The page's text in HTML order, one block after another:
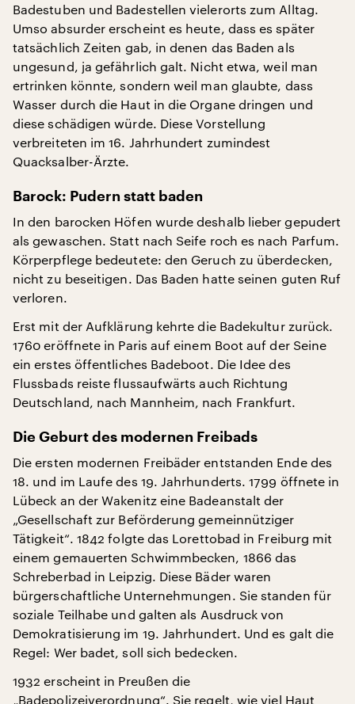
Badestuben und Badestellen vielerorts zum Alltag.
Umso absurder erscheint es heute, dass es später
tatsächlich Zeiten gab, in denen das Baden als
ungesund, ja gefährlich galt. Nicht etwa, weil man
ertrinken könnte, sondern weil man glaubte, dass
Wasser durch die Haut in die Organe dringen und
diese schädigen würde. Diese Vorstellung
verbreiteten im 16. Jahrhundert zumindest
Quacksalber-Ärzte.
Barock: Pudern statt baden
In den barocken Höfen wurde deshalb lieber gepudert
als gewaschen. Statt nach Seife roch es nach Parfum.
Körperpflege bedeutete: den Geruch zu überdecken,
nicht zu beseitigen. Das Baden hatte seinen guten Ruf
verloren.
Erst mit der Aufklärung kehrte die Badekultur zurück.
1760 eröffnete in Paris auf einem Boot auf der Seine
ein erstes öffentliches Badeboot. Die Idee des
Flussbads reiste flussaufwärts auch Richtung
Deutschland, nach Mannheim, nach Frankfurt.
Die Geburt des modernen Freibads
Die ersten modernen Freibäder entstanden Ende des
18. und im Laufe des 19. Jahrhunderts. 1799 öffnete in
Lübeck an der Wakenitz eine Badeanstalt der
„Gesellschaft zur Beförderung gemeinnütziger
Tätigkeit“. 1842 folgte das Lorettobad in Freiburg mit
einem gemauerten Schwimmbecken, 1866 das
Schreberbad in Leipzig. Diese Bäder waren
bürgerschaftliche Unternehmungen. Sie standen für
soziale Teilhabe und galten als Ausdruck von
Demokratisierung im 19. Jahrhundert. Und es galt die
Regel: Wer badet, soll sich bedecken.
1932 erscheint in Preußen die
„Badepolizeiverordnung“. Sie regelt, wie viel Haut